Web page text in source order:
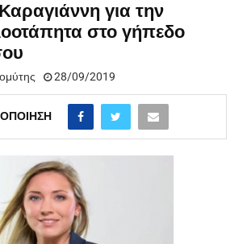
για την
στο γήπεδο
28/09/2019